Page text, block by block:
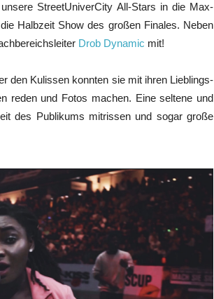
StreetUniverCity All-Stars in die Max-
Halbzeit Show des großen Finales. Neben
Drob Dynamic mit!
den Kulissen konnten sie mit ihren Lieblings-
reden und Fotos machen. Eine seltene und
des Publikums mitrissen und sogar große